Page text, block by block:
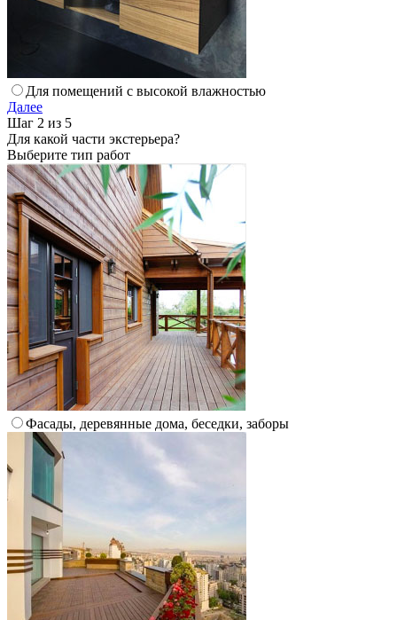
Для помещений с высокой влажностью
Далее
Шаг 2 из 5
Для какой части экстерьера?
Выберите тип работ
Фасады, деревянные дома, беседки, заборы